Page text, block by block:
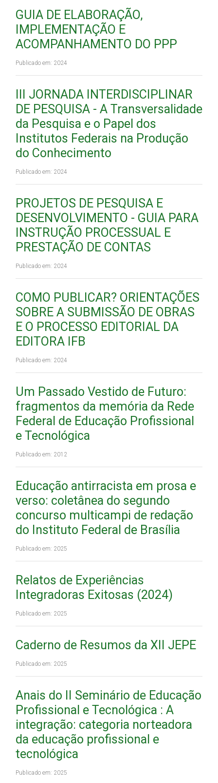
GUIA DE ELABORAÇÃO,
IMPLEMENTAÇÃO E
ACOMPANHAMENTO DO PPP
Publicado em: 2024
III JORNADA INTERDISCIPLINAR
DE PESQUISA - A Transversalidade
da Pesquisa e o Papel dos
Institutos Federais na Produção
do Conhecimento
Publicado em: 2024
PROJETOS DE PESQUISA E
DESENVOLVIMENTO - GUIA PARA
INSTRUÇÃO PROCESSUAL E
PRESTAÇÃO DE CONTAS
Publicado em: 2024
COMO PUBLICAR? ORIENTAÇÕES
SOBRE A SUBMISSÃO DE OBRAS
E O PROCESSO EDITORIAL DA
EDITORA IFB
Publicado em: 2024
Um Passado Vestido de Futuro:
fragmentos da memória da Rede
Federal de Educação Profissional
e Tecnológica
Publicado em: 2012
Educação antirracista em prosa e
verso: coletânea do segundo
concurso multicampi de redação
do Instituto Federal de Brasília
Publicado em: 2025
Relatos de Experiências
Integradoras Exitosas (2024)
Publicado em: 2025
Caderno de Resumos da XII JEPE
Publicado em: 2025
Anais do II Seminário de Educação
Profissional e Tecnológica : A
integração: categoria norteadora
da educação profissional e
tecnológica
Publicado em: 2025